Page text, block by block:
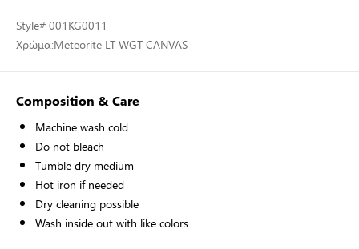
Style# 001KG0011
Χρώμα:Meteorite LT WGT CANVAS
Composition & Care
Machine wash cold
Do not bleach
Tumble dry medium
Hot iron if needed
Dry cleaning possible
Wash inside out with like colors